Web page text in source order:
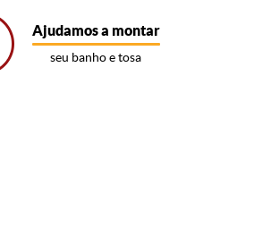
Ajudamos a montar
seu banho e tosa